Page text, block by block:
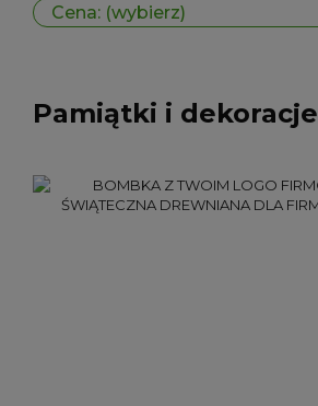
Cena: (wybierz)
Pamiątki i dekoracje